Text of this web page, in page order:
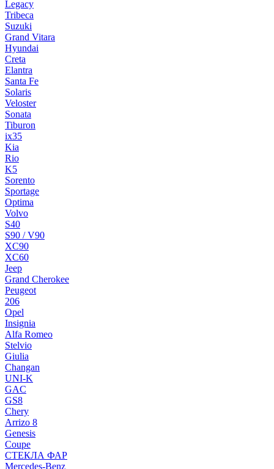
Legacy
Tribeca
Suzuki
Grand Vitara
Hyundai
Creta
Elantra
Santa Fe
Solaris
Veloster
Sonata
Tiburon
ix35
Kia
Rio
K5
Sorento
Sportage
Optima
Volvo
S40
S90 / V90
XC90
XC60
Jeep
Grand Cherokee
Peugeot
206
Opel
Insignia
Alfa Romeo
Stelvio
Giulia
Changan
UNI-K
GAC
GS8
Chery
Arrizo 8
Genesis
Coupe
СТЕКЛА ФАР
Mercedes-Benz